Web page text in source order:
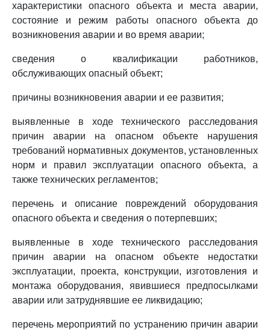
характеристики опасного объекта и места аварии,
состояние и режим работы опасного объекта до
возникновения аварии и во время аварии;
сведения о квалификации работников,
обслуживающих опасный объект;
причины возникновения аварии и ее развития;
выявленные в ходе технического расследования
причин аварии на опасном объекте нарушения
требований нормативных документов, установленных
норм и правил эксплуатации опасного объекта, а
также технических регламентов;
перечень и описание повреждений оборудования
опасного объекта и сведения о потерпевших;
выявленные в ходе технического расследования
причин аварии на опасном объекте недостатки
эксплуатации, проекта, конструкции, изготовления и
монтажа оборудования, явившиеся предпосылками
аварии или затруднявшие ее ликвидацию;
перечень мероприятий по устранению причин аварии